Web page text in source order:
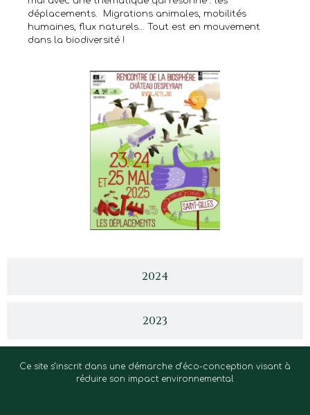
2024
2023
déplacements. Migrations animales, mobilités
humaines, flux naturels… Tout est en mouvement
dans la biodiversité !
Ce site s’inscrit dans une démarche d’éco-conception visant à
réduire son impact environnemental